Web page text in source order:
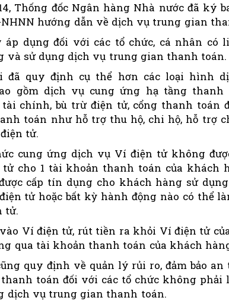
Thống đốc Ngân hàng Nhà nước đã ký
NHNN hướng dẫn về dịch vụ trung gian
dụng đối với các tổ chức, cá nhân có
và sử dụng dịch vụ trung gian thanh toán.
đã quy định cụ thể hơn các loại hình
gồm dịch vụ cung ứng hạ tầng
tài chính, bù trừ điện tử, cổng thanh toán
toán như hỗ trợ thu hộ, chi hộ, hỗ trợ
tử.
cung ứng dịch vụ Ví điện tử không
cho 1 tài khoản thanh toán của khách
cấp tín dụng cho khách hàng sử
tử hoặc bất kỳ hành động nào có thể
tử.
Ví điện tử, rút tiền ra khỏi Ví điện tử
qua tài khoản thanh toán của khách
quy định về quản lý rủi ro, đảm bảo an
toán đối với các tổ chức không phải
dịch vụ trung gian thanh toán.